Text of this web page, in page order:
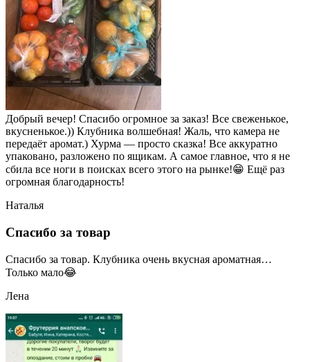
Добрый вечер! Спасибо огромное за заказ! Все свеженькое,
вкусненькое.)) Клубника волшебная! Жаль, что камера не
передаёт аромат.) Хурма — просто сказка! Все аккуратно
упаковано, разложено по ящикам. А самое главное, что я не
сбила все ноги в поисках всего этого на рынке!😁 Ещё раз
огромная благодарность!
Наталья
Спасибо за товар
Спасибо за товар. Клубника очень вкусная ароматная…
Только мало😂
Лена